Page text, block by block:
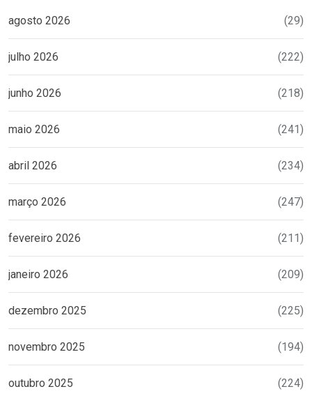
agosto 2026 (29)
julho 2026 (222)
junho 2026 (218)
maio 2026 (241)
abril 2026 (234)
março 2026 (247)
fevereiro 2026 (211)
janeiro 2026 (209)
dezembro 2025 (225)
novembro 2025 (194)
outubro 2025 (224)